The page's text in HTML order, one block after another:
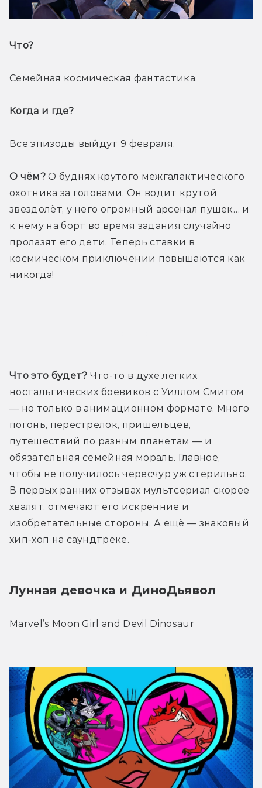
Что?
Семейная космическая фантастика.
Когда и где?
Все эпизоды выйдут 9 февраля.
О чём? О буднях крутого межгалактического
охотника за головами. Он водит крутой
звездолёт, у него огромный арсенал пушек… и
к нему на борт во время задания случайно
пролазят его дети. Теперь ставки в
космическом приключении повышаются как
никогда!
Что это будет? Что-то в духе лёгких
ностальгических боевиков с Уиллом Смитом
— но только в анимационном формате. Много
погонь, перестрелок, пришельцев,
путешествий по разным планетам — и
обязательная семейная мораль. Главное,
чтобы не получилось чересчур уж стерильно.
В первых ранних отзывах мультсериал скорее
хвалят, отмечают его искренние и
изобретательные стороны. А ещё — знаковый
хип-хоп на саундтреке.
Лунная девочка и ДиноДьявол
Marvel’s Moon Girl and Devil Dinosaur